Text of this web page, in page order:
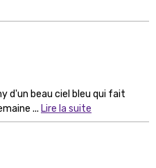
d'un beau ciel bleu qui fait
... Lire la suite